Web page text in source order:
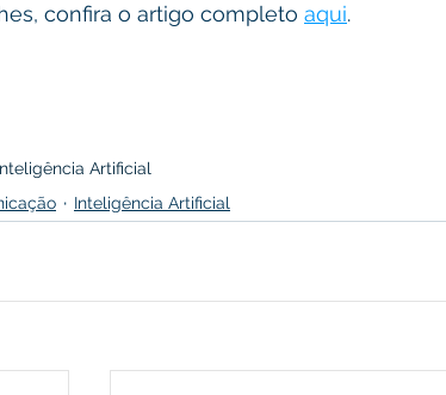
confira o artigo completo aqui.
Artificial
Inteligência Artificial